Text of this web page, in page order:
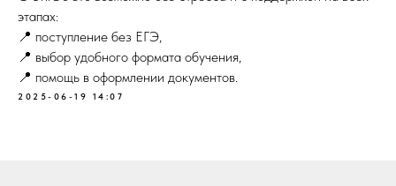
этапах:
📍 поступление без ЕГЭ,
📍 выбор удобного формата обучения,
📍 помощь в оформлении документов.
2025-06-19 14:07